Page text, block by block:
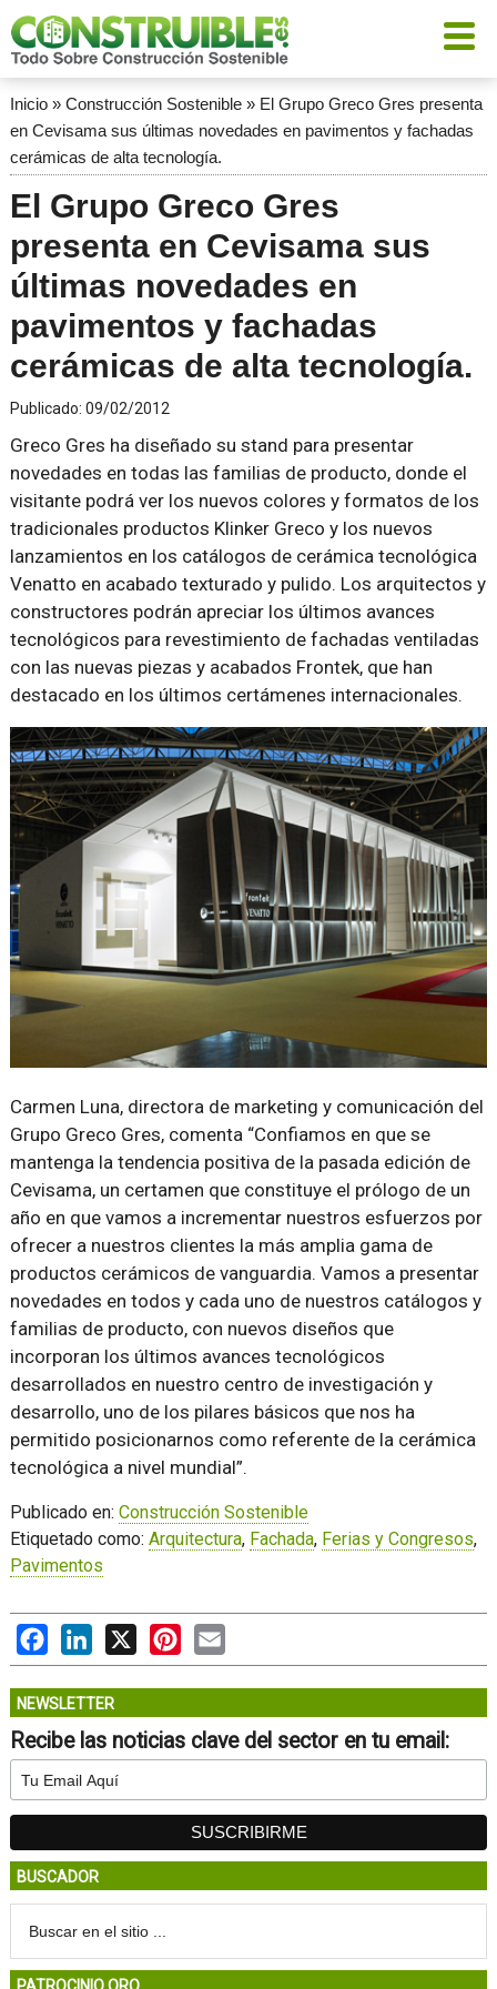
Inicio» Construcción Sostenible» El Grupo Greco Gres presenta
en Cevisama sus últimas novedades en pavimentos y fachadas
cerámicas de alta tecnología.
El Grupo Greco Gres
presenta en Cevisama sus
últimas novedades en
pavimentos y fachadas
cerámicas de alta tecnología.
Publicado: 09/02/2012
Greco Gres ha diseñado su stand para presentar
novedades en todas las familias de producto, donde el
visitante podrá ver los nuevos colores y formatos de los
tradicionales productos Klinker Greco y los nuevos
lanzamientos en los catálogos de cerámica tecnológica
Venatto en acabado texturado y pulido. Los arquitectos y
constructores podrán apreciar los últimos avances
tecnológicos para revestimiento de fachadas ventiladas
con las nuevas piezas y acabados Frontek, que han
destacado en los últimos certámenes internacionales.
Carmen Luna, directora de marketing y comunicación del
Grupo Greco Gres, comenta “Confiamos en que se
mantenga la tendencia positiva de la pasada edición de
Cevisama, un certamen que constituye el prólogo de un
año en que vamos a incrementar nuestros esfuerzos por
ofrecer a nuestros clientes la más amplia gama de
productos cerámicos de vanguardia. Vamos a presentar
novedades en todos y cada uno de nuestros catálogos y
familias de producto, con nuevos diseños que
incorporan los últimos avances tecnológicos
desarrollados en nuestro centro de investigación y
desarrollo, uno de los pilares básicos que nos ha
permitido posicionarnos como referente de la cerámica
tecnológica a nivel mundial”.
Publicado en: Construcción Sostenible
Etiquetado como: Arquitectura, Fachada, Ferias y Congresos,
Pavimentos
FacebookLinkedIn
X PinterestEmail
NEWSLETTER
Recibe las noticias clave del sector en tu email:
BUSCADOR